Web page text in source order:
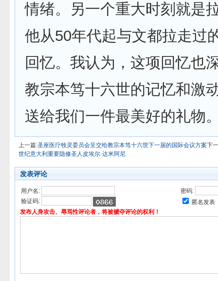
情绪。另一个重大时刻就是
他从50年代起与文都拉走过
回忆。我认为，这项回忆也
教宗本笃十六世的记忆和激
送给我们一件最美好的礼物
上一篇:圣座医疗牧灵委员会呈交给教宗本笃十六世下一届的国际会议方案下
世纪意大利重要隐修圣人皮埃尔·达米阿尼
发表评论
用户名:
密码:
验证码:
匿名发表
发布人身攻击、辱骂性评论者，将被褫夺评论的权利！